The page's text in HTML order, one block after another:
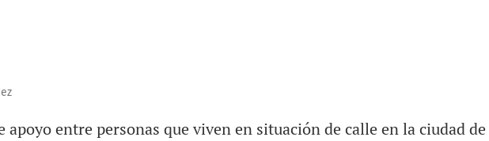
apoyo entre personas que viven en situación de calle en la ciudad de